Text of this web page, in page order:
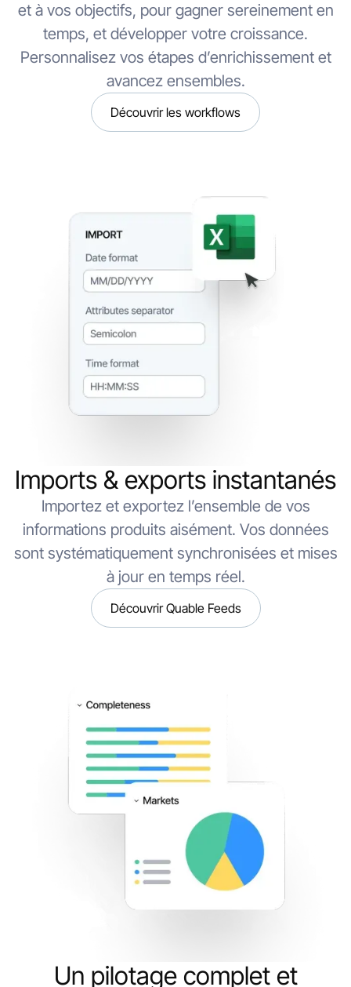
et à vos objectifs, pour gagner sereinement en
temps, et développer votre croissance.
Personnalisez vos étapes d’enrichissement et
avancez ensembles.
Découvrir les workflows
Imports & exports instantanés
Importez et exportez l’ensemble de vos
informations produits aisément. Vos données
sont systématiquement synchronisées et mises
à jour en temps réel.
Découvrir Quable Feeds
Un pilotage complet et